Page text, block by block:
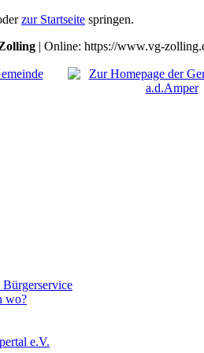
zur Startseite springen.
| Online: https://www.vg-
wo?
e.V.